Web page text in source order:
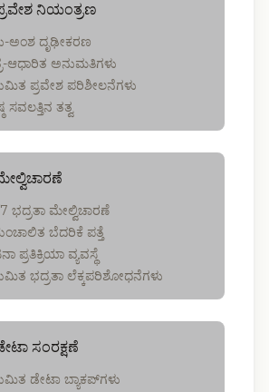
ನಿಯಂತ್ರಣ
ಅಂಶ ದೃಢೀಕರಣ
ಆಧಾರಿತ ಅನುಮತಿಗಳು
ಪ್ರವೇಶ ಪರಿಶೀಲನೆಗಳು
ಸವಲತ್ತಿನ ತತ್ವ
ಭದ್ರತಾ ಮೇಲ್ವಿಚಾರಣೆ
ಬೆದರಿಕೆ ಪತ್ತೆ
ಪ್ರತಿಕ್ರಿಯಾ ವ್ಯವಸ್ಥೆ
ಭದ್ರತಾ ಲೆಕ್ಕಪರಿಶೋಧನೆಗಳು
ಸಂರಕ್ಷಣೆ
ಡೇಟಾ ಬ್ಯಾಕಪ್‌ಗಳು